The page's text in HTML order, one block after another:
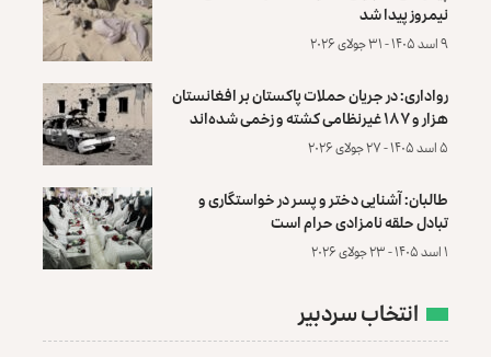
نیمروز پیدا شد
۹ اسد ۱۴۰۵ - ۳۱ جولای ۲۰۲۶
رواداری: در جریان حملات پاکستان بر افغانستان
هزار و ۱۸۷ غیرنظامی کشته و زخمی شده‌اند
۵ اسد ۱۴۰۵ - ۲۷ جولای ۲۰۲۶
طالبان: آشنایی دختر و پسر در خواستگاری و
تبادل حلقه نامزادی حرام است
۱ اسد ۱۴۰۵ - ۲۳ جولای ۲۰۲۶
انتخاب سردبیر